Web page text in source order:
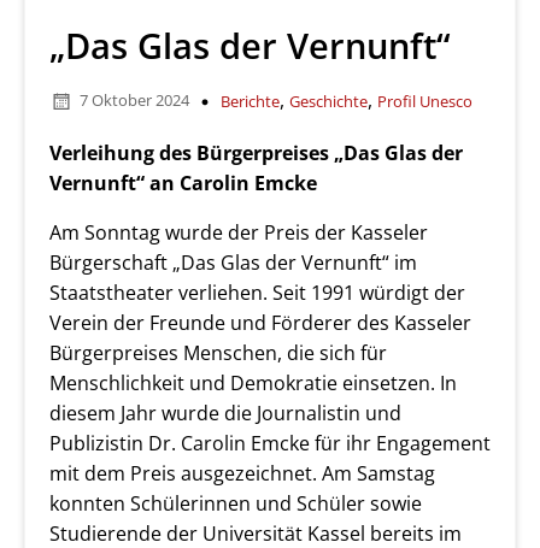
„Das Glas der Vernunft“
7 Oktober 2024 Berichte, Geschichte, Profil Unesco
Verleihung des Bürgerpreises „Das Glas der
Vernunft“ an Carolin Emcke
Am Sonntag wurde der Preis der Kasseler
Bürgerschaft „Das Glas der Vernunft“ im
Staatstheater verliehen. Seit 1991 würdigt der
Verein der Freunde und Förderer des Kasseler
Bürgerpreises Menschen, die sich für
Menschlichkeit und Demokratie einsetzen. In
diesem Jahr wurde die Journalistin und
Publizistin Dr. Carolin Emcke für ihr Engagement
mit dem Preis ausgezeichnet. Am Samstag
konnten Schülerinnen und Schüler sowie
Studierende der Universität Kassel bereits im